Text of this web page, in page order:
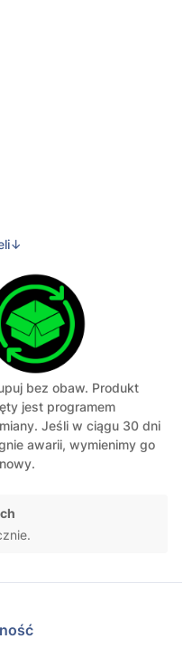
bez obaw. Produkt
jest programem
Jeśli w ciągu 30 dni
awarii, wymienimy go